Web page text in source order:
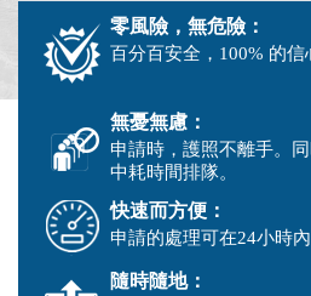
週末
零風險，無危險：
百分百安全，100% 的信
無憂無慮：
申請時，護照不離手。
中耗時間排隊。
快速而方便：
申請的處理可在24小時內
隨時隨地：